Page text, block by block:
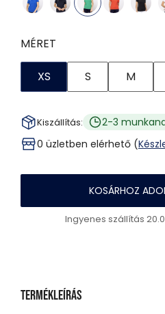
MÉRET
XS S M
Kiszállítás:
2-3
0 üzletben elérhető (
KOSÁRHOZ
Ingyenes szállítás
Termékleírás